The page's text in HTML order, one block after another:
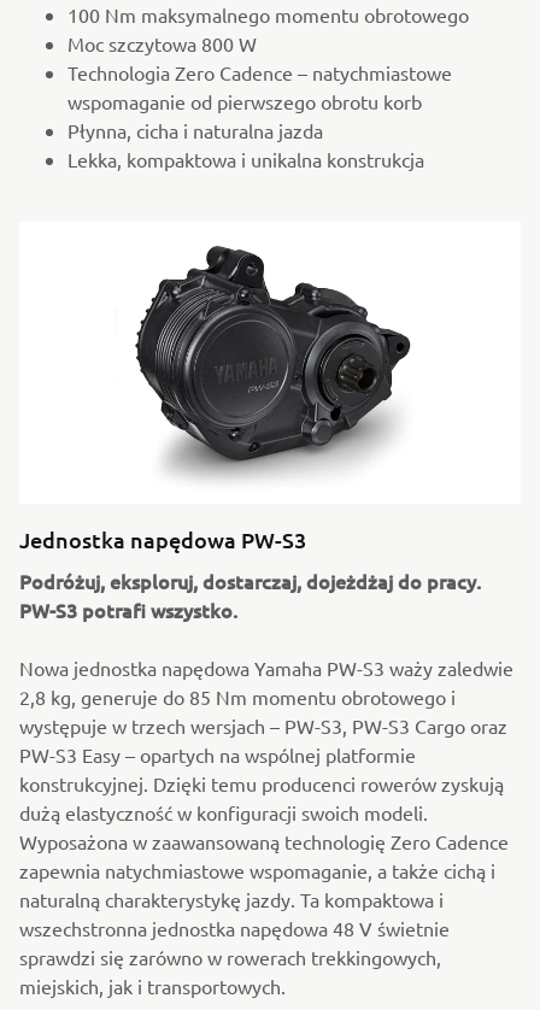
100 Nm maksymalnego momentu obrotowego
Moc szczytowa 800 W
Technologia Zero Cadence – natychmiastowe
wspomaganie od pierwszego obrotu korb
Płynna, cicha i naturalna jazda
Lekka, kompaktowa i unikalna konstrukcja
Jednostka napędowa PW-S3
Podróżuj, eksploruj, dostarczaj, dojeżdżaj do pracy.
PW-S3 potrafi wszystko.
Nowa jednostka napędowa Yamaha PW-S3 waży zaledwie
2,8 kg, generuje do 85 Nm momentu obrotowego i
występuje w trzech wersjach – PW-S3, PW-S3 Cargo oraz
PW-S3 Easy – opartych na wspólnej platformie
konstrukcyjnej. Dzięki temu producenci rowerów zyskują
dużą elastyczność w konfiguracji swoich modeli.
Wyposażona w zaawansowaną technologię Zero Cadence
zapewnia natychmiastowe wspomaganie, a także cichą i
naturalną charakterystykę jazdy. Ta kompaktowa i
wszechstronna jednostka napędowa 48 V świetnie
sprawdzi się zarówno w rowerach trekkingowych,
miejskich, jak i transportowych.